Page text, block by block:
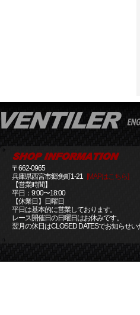
〒662-0965
兵庫県西宮市郷免町1-21 [MAPはこちら]
【営業時間】
平日：9:00〜18:00
【休業日】日曜日
平日は基本的に営業しております。
レース開催日の日曜日はお休みです。
翌月の休日はCLOSED DATESでお知らせい